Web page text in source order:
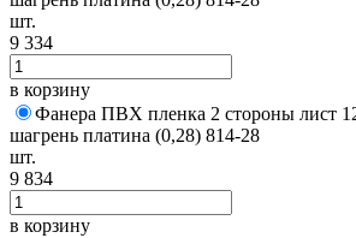
шт.
9 334
в корзину
Фанера ПВХ пленка 2 стороны лист
шагрень платина (0,28) 814-28
шт.
9 834
в корзину